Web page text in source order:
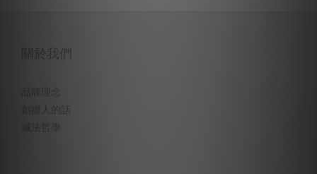
關於我們
品牌理念
創辦人的話
減法哲學